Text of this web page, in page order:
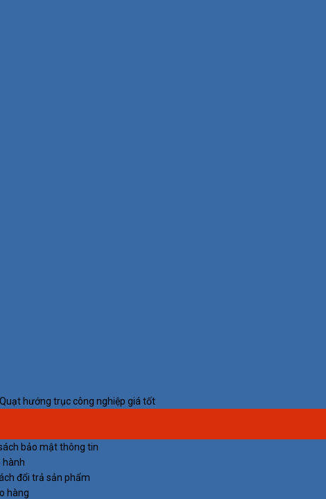
hướng trục công nghiệp giá tốt
bảo mật thông tin
hành
đổi trả sản phẩm
hàng